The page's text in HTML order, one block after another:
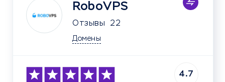
RoboVPS
Отзывы 22
Домены
4.7